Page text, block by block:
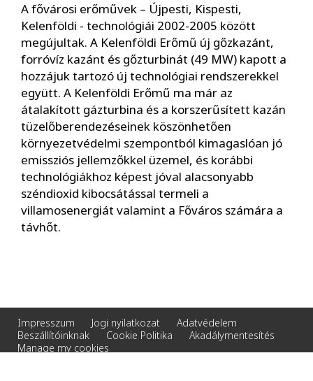
A fővárosi erőművek – Újpesti, Kispesti,
Kelenföldi - technológiái 2002-2005 között
megújultak. A Kelenföldi Erőmű új gőzkazánt,
forróvíz kazánt és gőzturbinát (49 MW) kapott a
hozzájuk tartozó új technológiai rendszerekkel
együtt. A Kelenföldi Erőmű ma már az
átalakított gázturbina és a korszerűsített kazán
tüzelőberendezéseinek köszönhetően
környezetvédelmi szempontból kimagaslóan jó
emissziós jellemzőkkel üzemel, és korábbi
technológiákhoz képest jóval alacsonyabb
széndioxid kibocsátással termeli a
villamosenergiát valamint a Főváros számára a
távhőt.
Impresszum Jogi nyilatkozat
Adatvédelem
Beszállítóinknak
Cookie Politika
Akadálymentesítés
Manage my cookies